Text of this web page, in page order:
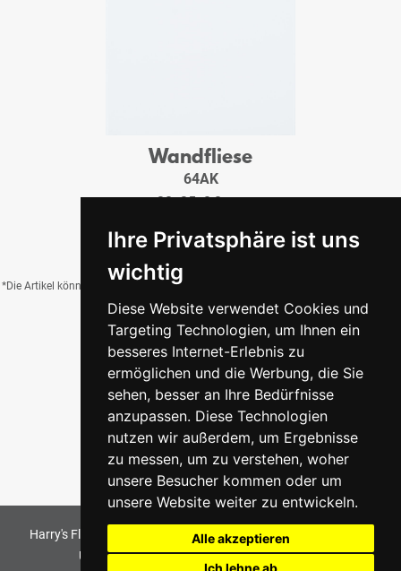
Ihre Privatsphäre ist uns
wichtig
Diese Website verwendet Cookies und
Targeting Technologien, um Ihnen ein
besseres Internet-Erlebnis zu
ermöglichen und die Werbung, die Sie
sehen, besser an Ihre Bedürfnisse
anzupassen. Diese Technologien
nutzen wir außerdem, um Ergebnisse
zu messen, um zu verstehen, woher
unsere Besucher kommen oder um
unsere Website weiter zu entwickeln.
Alle akzeptieren
Ich lehne ab
Wandfliese
64AK
20x25x0,8 cm
*Die Artikel können durch Belichtung, Charge, Brand, Formate und weitere Einflüsse
von der Abbildung abweichen.
Harry's Fliesenmarkt GmbH & Co KG2026. All Rights Reserved
Umsetzung und Bereitstellung durchw3e.de